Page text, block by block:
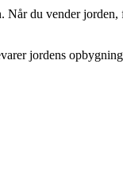
du vender
jordens